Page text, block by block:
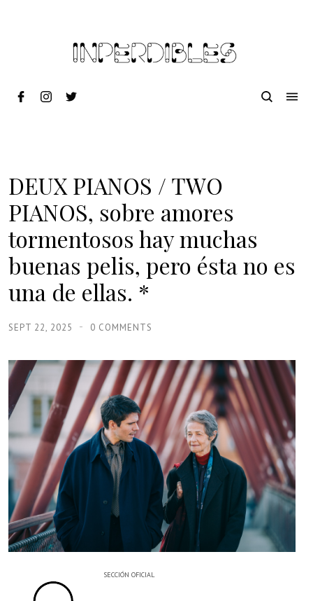
DEUX PIANOS / TWO
PIANOS, sobre amores
tormentosos hay muchas
buenas pelis, pero ésta no es
una de ellas. *
SEPT 22, 2025 0 COMMENTS
SECCIÓN OFICIAL